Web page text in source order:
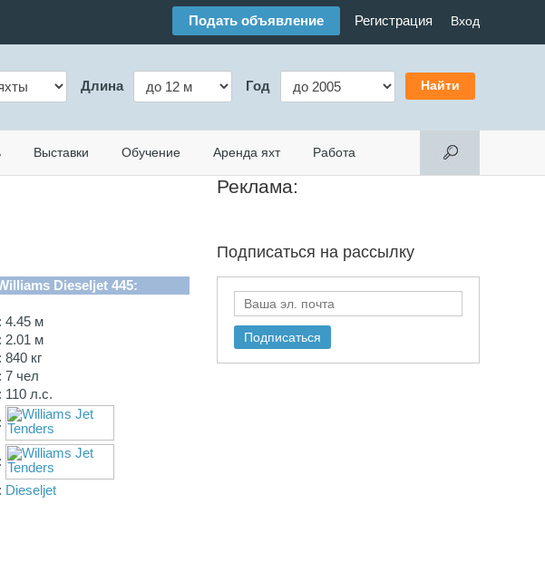
Подать объявление Регистрация Вход
Длина Год
Выставки Обучение Аренда яхт Работа
Dieseljet 445:
4.45 м
2.01 м
840 кг
7 чел
110 л.с.
Dieseljet
Реклама:
Подписаться на рассылку